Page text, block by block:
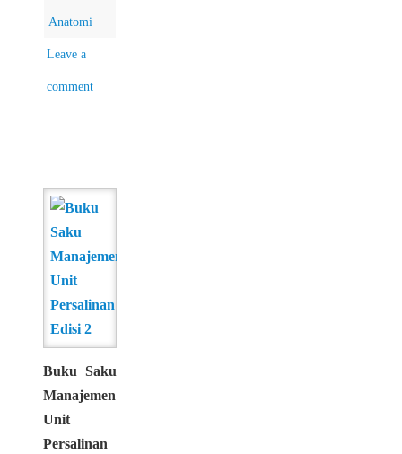
Anatomi
Leave a
comment
Buku Saku
Manajemen
Unit
Persalinan